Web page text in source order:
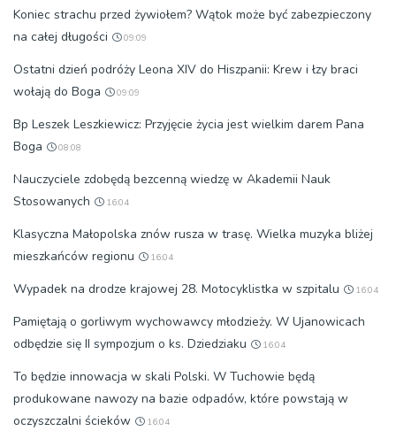
Koniec strachu przed żywiołem? Wątok może być zabezpieczony
na całej długości
09:09
Ostatni dzień podróży Leona XIV do Hiszpanii: Krew i łzy braci
wołają do Boga
09:09
Bp Leszek Leszkiewicz: Przyjęcie życia jest wielkim darem Pana
Boga
08:08
Nauczyciele zdobędą bezcenną wiedzę w Akademii Nauk
Stosowanych
16:04
Klasyczna Małopolska znów rusza w trasę. Wielka muzyka bliżej
mieszkańców regionu
16:04
Wypadek na drodze krajowej 28. Motocyklistka w szpitalu 16:04
Pamiętają o gorliwym wychowawcy młodzieży. W Ujanowicach
odbędzie się II sympozjum o ks. Dziedziaku
16:04
To będzie innowacja w skali Polski. W Tuchowie będą
produkowane nawozy na bazie odpadów, które powstają w
oczyszczalni ścieków
16:04